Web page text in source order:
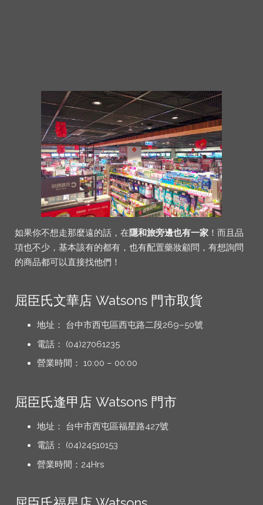
如果你不想走那麼遠的話，在隱和旅旁邊也有一家 ！而且品
項也不少，基本該有的都有，也有配置藥妝顧問，有想詢問
的商品都可以直接找他們！
屈臣氏文華店 Watsons 門市取貨
地址： 台中市西屯區西屯路二段269–50號
電話： (04)27061235
營業時間： 10:00 – 00:00
屈臣氏逢甲店 Watsons 門市
地址： 台中市西屯區福星路427號
電話： (04)24510153
營業時間：24Hrs